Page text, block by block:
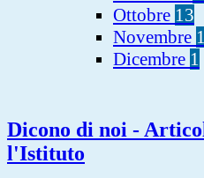
Ottobre 13
Novembre 1
Dicembre 1
Dicono di noi -
l'Istituto